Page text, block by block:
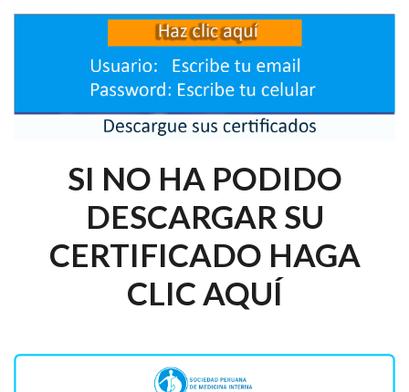
SI NO HA PODIDO
DESCARGAR SU
CERTIFICADO HAGA
CLIC AQUÍ